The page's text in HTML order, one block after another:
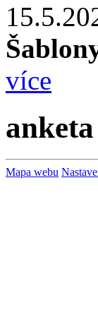
více
anketa
Mapa webu